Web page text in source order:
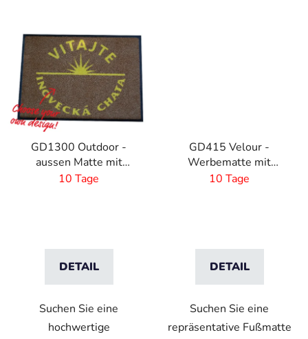
GD1300 Outdoor -
aussen Matte mit
eingenem Design oder
10 Tage
DETAIL
Suchen Sie eine
hochwertige
GD415 Velour -
Werbematte mit
realistischem Druck -
10 Tage
DETAIL
Suchen Sie eine
repräsentative Fußmatte